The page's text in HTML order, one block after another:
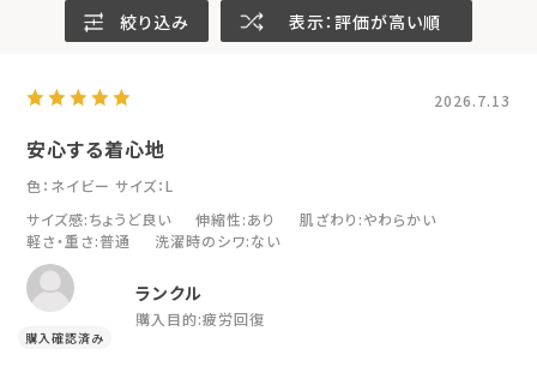
絞り込み 表示：評価が高い順
2026.7.13
安心する着心地
色：ネイビー サイズ：L
サイズ感:ちょうど良い 伸縮性:あり 肌ざわり :やわらかい
軽さ・重さ:普通 洗濯時のシワ:ない
ランクル
購入目的:疲労回復